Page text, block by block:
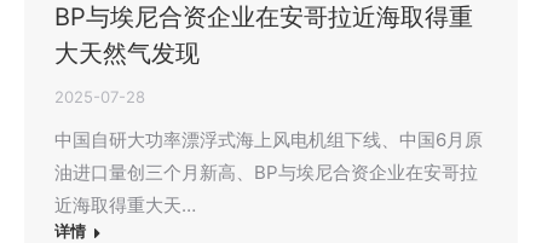
BP与埃尼合资企业在安哥拉近海取得重
大天然气发现
2025-07-28
中国自研大功率漂浮式海上风电机组下线、中国6月原
油进口量创三个月新高、BP与埃尼合资企业在安哥拉
近海取得重大天…
详情